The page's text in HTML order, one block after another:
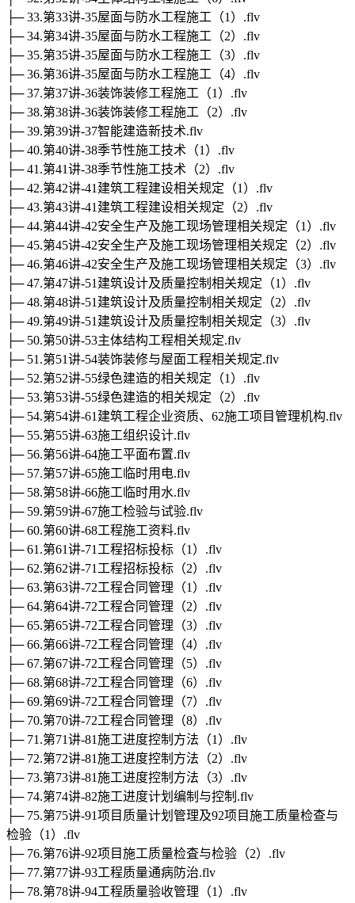
├─ 33.第33讲-35屋面与防水工程施工（1）.flv
├─ 34.第34讲-35屋面与防水工程施工（2）.flv
├─ 35.第35讲-35屋面与防水工程施工（3）.flv
├─ 36.第36讲-35屋面与防水工程施工（4）.flv
├─ 37.第37讲-36装饰装修工程施工（1）.flv
├─ 38.第38讲-36装饰装修工程施工（2）.flv
├─ 39.第39讲-37智能建造新技术.flv
├─ 40.第40讲-38季节性施工技术（1）.flv
├─ 41.第41讲-38季节性施工技术（2）.flv
├─ 42.第42讲-41建筑工程建设相关规定（1）.flv
├─ 43.第43讲-41建筑工程建设相关规定（2）.flv
├─ 44.第44讲-42安全生产及施工现场管理相关规定（1）.flv
├─ 45.第45讲-42安全生产及施工现场管理相关规定（2）.flv
├─ 46.第46讲-42安全生产及施工现场管理相关规定（3）.flv
├─ 47.第47讲-51建筑设计及质量控制相关规定（1）.flv
├─ 48.第48讲-51建筑设计及质量控制相关规定（2）.flv
├─ 49.第49讲-51建筑设计及质量控制相关规定（3）.flv
├─ 50.第50讲-53主体结构工程相关规定.flv
├─ 51.第51讲-54装饰装修与屋面工程相关规定.flv
├─ 52.第52讲-55绿色建造的相关规定（1）.flv
├─ 53.第53讲-55绿色建造的相关规定（2）.flv
├─ 54.第54讲-61建筑工程企业资质、62施工项目管理机构.flv
├─ 55.第55讲-63施工组织设计.flv
├─ 56.第56讲-64施工平面布置.flv
├─ 57.第57讲-65施工临时用电.flv
├─ 58.第58讲-66施工临时用水.flv
├─ 59.第59讲-67施工检验与试验.flv
├─ 60.第60讲-68工程施工资料.flv
├─ 61.第61讲-71工程招标投标（1）.flv
├─ 62.第62讲-71工程招标投标（2）.flv
├─ 63.第63讲-72工程合同管理（1）.flv
├─ 64.第64讲-72工程合同管理（2）.flv
├─ 65.第65讲-72工程合同管理（3）.flv
├─ 66.第66讲-72工程合同管理（4）.flv
├─ 67.第67讲-72工程合同管理（5）.flv
├─ 68.第68讲-72工程合同管理（6）.flv
├─ 69.第69讲-72工程合同管理（7）.flv
├─ 70.第70讲-72工程合同管理（8）.flv
├─ 71.第71讲-81施工进度控制方法（1）.flv
├─ 72.第72讲-81施工进度控制方法（2）.flv
├─ 73.第73讲-81施工进度控制方法（3）.flv
├─ 74.第74讲-82施工进度计划编制与控制.flv
├─ 75.第75讲-91项目质量计划管理及92项目施工质量检查与
检验（1）.flv
├─ 76.第76讲-92项目施工质量检査与检验（2）.flv
├─ 77.第77讲-93工程质量通病防治.flv
├─ 78.第78讲-94工程质量验收管理（1）.flv